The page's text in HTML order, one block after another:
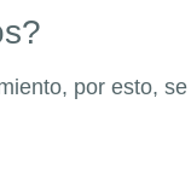
por esto,